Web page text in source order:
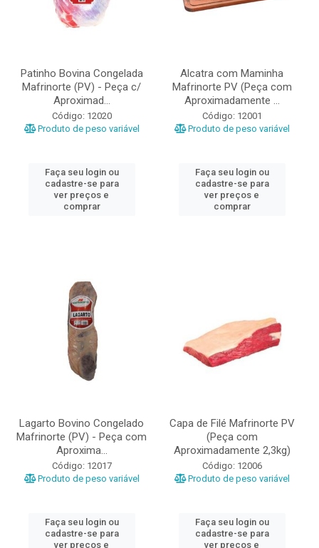
Patinho Bovina Congelada
Mafrinorte (PV) - Peça c/
Aproximad...
Código: 12020
Produto de peso variável
Faça seu login ou
cadastre-se para
ver preços e
comprar
Alcatra com Maminha
Mafrinorte PV (Peça com
Aproximadamente ...
Código: 12001
Produto de peso variável
Faça seu login ou
cadastre-se para
ver preços e
comprar
Lagarto Bovino Congelado
Mafrinorte (PV) - Peça com
Aproxima...
Código: 12017
Produto de peso variável
Faça seu login ou
cadastre-se para
ver preços e
Capa de Filé Mafrinorte PV
(Peça com
Aproximadamente 2,3kg)
Código: 12006
Produto de peso variável
Faça seu login ou
cadastre-se para
ver preços e